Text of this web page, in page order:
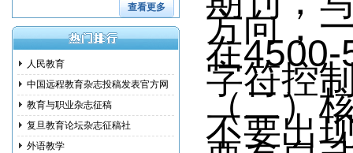
方向，
在4500-
字符控
（二）
不要出
查看更多
人民教育
中国远程教育杂志投稿发表官方网
教育与职业杂志征稿
复旦教育论坛杂志征稿社
外语教学